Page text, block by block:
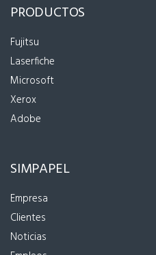
PRODUCTOS
Fujitsu
Laserfiche
Microsoft
Xerox
Adobe
SIMPAPEL
Empresa
Clientes
Noticias